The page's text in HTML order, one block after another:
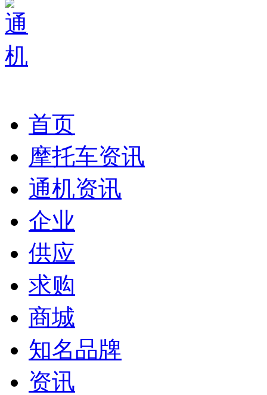
首页
摩托车资讯
通机资讯
企业
供应
求购
商城
知名品牌
资讯